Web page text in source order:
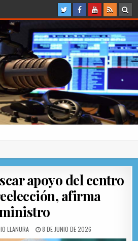
Colón
apoyo del centro
afirma
LLANURA PUBLISHED DATE:
8 DE JUNIO DE 2026